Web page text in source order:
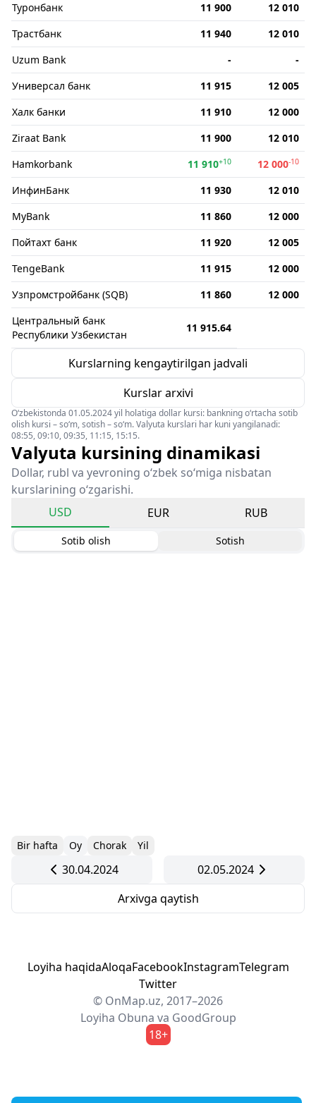
Туронбанк
11 900
12 010
Трастбанк
11 940
12 010
Uzum Bank
-
-
Универсал банк
11 915
12 005
Халк банки
11 910
12 000
Ziraat Bank
11 900
12 010
Hamkorbank
11 910+10 12 000-10
ИнфинБанк 11 930
12 010
MyBank
11 860
12 000
Пойтахт банк
11 920
12 005
TengeBank
11 915
12 000
Узпромстройбанк (SQB)
11 860
12 000
Центральный банк
Республики Узбекистан
11 915.64
Kurslarning kengaytirilgan jadvali
Kurslar arxivi
O‘zbekistonda 01.05.2024 yil holatiga dollar kursi: bankning o‘rtacha sotib
olish kursi – so‘m, sotish – so‘m. Valyuta kurslari har kuni yangilanadi:
08:55, 09:10, 09:35, 11:15, 15:15.
Valyuta kursining dinamikasi
Dollar, rubl va yevroning o‘zbek so‘miga nisbatan
kurslarining o‘zgarishi.
USD
EUR RUB
Sotib olish Sotish
Bir hafta Oy Chorak Yil
30.04.2024
02.05.2024
Arxivga qaytish
Loyiha haqidaAloqaFacebookInstagramTelegram
Twitter
© OnMap.uz, 2017–2026
Loyiha Obuna va GoodGroup
18+